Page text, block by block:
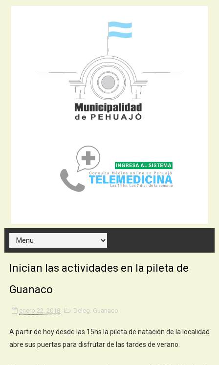
Inician las actividades en la pileta de
Guanaco
enero 22, 2018 Deleg. Guanaco
A partir de hoy desde las 15hs la pileta de natación de la localidad
abre sus puertas para disfrutar de las tardes de verano.